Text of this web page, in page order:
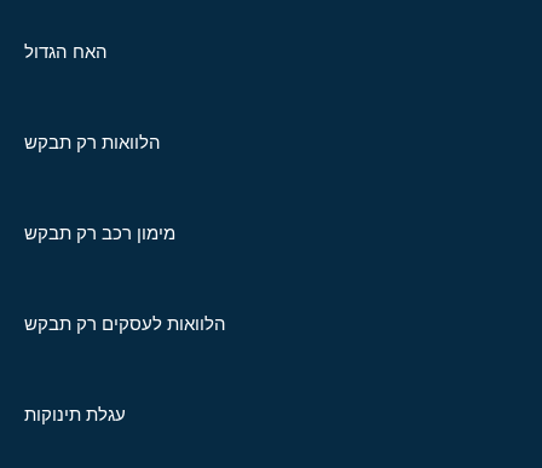
האח הגדול
הלוואות רק תבקש
מימון רכב רק תבקש
הלוואות לעסקים רק תבקש
עגלת תינוקות